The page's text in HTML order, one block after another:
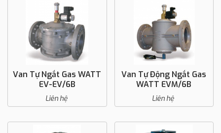
Van Tự Ngắt Gas WATT
EV-EV/6B
Liên hệ
Van Tự Động Ngắt Gas
WATT EVM/6B
Liên hệ